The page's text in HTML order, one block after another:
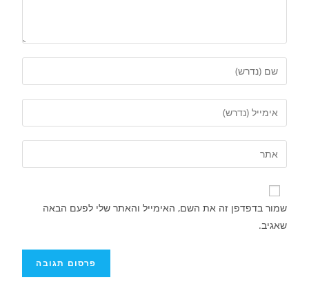
שמור בדפדפן זה את השם, האימייל והאתר שלי לפעם הבאה
שאגיב.